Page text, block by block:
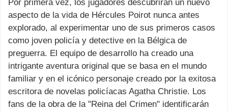
Por primera vez, los jugadores descubrirán un nuevo
aspecto de la vida de Hércules Poirot nunca antes
explorado, al experimentar uno de sus primeros casos
como joven policía y detective en la Bélgica de
preguerra. El equipo de desarrollo ha creado una
intrigante aventura original que se basa en el mundo
familiar y en el icónico personaje creado por la exitosa
escritora de novelas policíacas Agatha Christie. Los
fans de la obra de la "Reina del Crimen" identificarán